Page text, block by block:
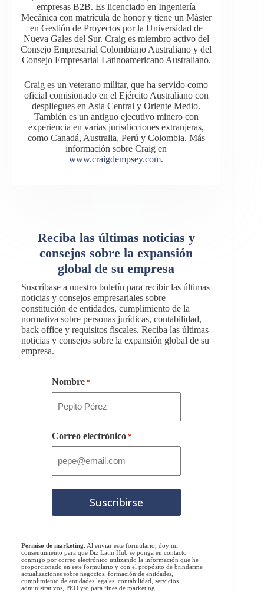
empresas B2B. Es licenciado en Ingeniería
Mecánica con matrícula de honor y tiene un Máster
en Gestión de Proyectos por la Universidad de
Nueva Gales del Sur. Craig es miembro activo del
Consejo Empresarial Colombiano Australiano y del
Consejo Empresarial Latinoamericano Australiano.
Craig es un veterano militar, que ha servido como
oficial comisionado en el Ejército Australiano con
despliegues en Asia Central y Oriente Medio.
También es un antiguo ejecutivo minero con
experiencia en varias jurisdicciones extranjeras,
como Canadá, Australia, Perú y Colombia. Más
información sobre Craig en
www.craigdempsey.com.
Reciba las últimas noticias y
consejos sobre la expansión
global de su empresa
Suscríbase a nuestro boletín para recibir las últimas
noticias y consejos empresariales sobre
constitución de entidades, cumplimiento de la
normativa sobre personas jurídicas, contabilidad,
back office y requisitos fiscales. Reciba las últimas
noticias y consejos sobre la expansión global de su
empresa.
Nombre *
Correo electrónico *
Permiso de marketing: Al enviar este formulario, doy mi
consentimiento para que Biz Latin Hub se ponga en contacto
conmigo por correo electrónico utilizando la información que he
proporcionado en este formulario y con el propósito de brindarme
actualizaciones sobre negocios, formación de entidades,
cumplimiento de entidades legales, contabilidad, servicios
administrativos, PEO y/o para fines de marketing.